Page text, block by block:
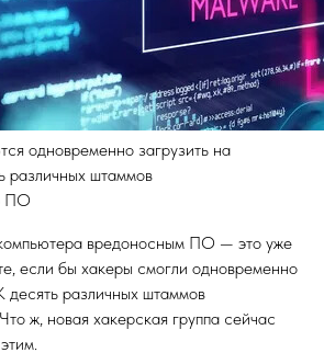
одновременно загрузить на
различных штаммов
ПО
вредоносным ПО — это уже
если бы хакеры смогли одновременно
десять различных штаммов
ж, новая хакерская группа сейчас